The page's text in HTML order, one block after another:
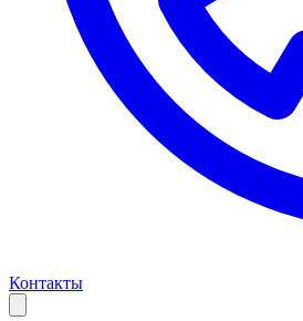
Контакты